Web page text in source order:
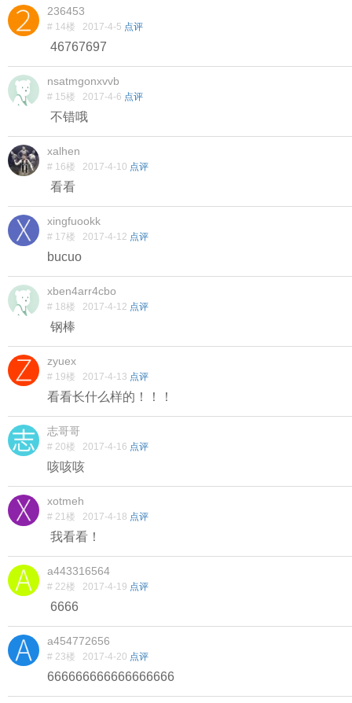
236453
# 14楼 2017-4-5 点评
46767697
nsatmgonxvvb
# 15楼 2017-4-6 点评
不错哦
xalhen
# 16楼 2017-4-10 点评
看看
xingfuookk
# 17楼 2017-4-12 点评
bucuo
xben4arr4cbo
# 18楼 2017-4-12 点评
钢棒
zyuex
# 19楼 2017-4-13 点评
看看长什么样的！！！
志哥哥
# 20楼 2017-4-16 点评
咳咳咳
xotmeh
# 21楼 2017-4-18 点评
我看看！
a443316564
# 22楼 2017-4-19 点评
6666
a454772656
# 23楼 2017-4-20 点评
666666666666666666